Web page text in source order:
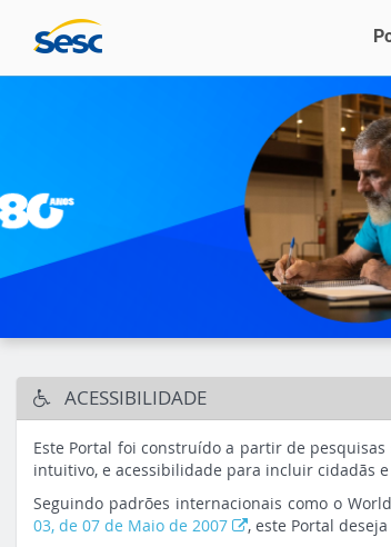
ACESSIBILIDADE
Este Portal foi construído a partir de
intuitivo, e acessibilidade para incluir cidadãs
Seguindo padrões internacionais como o
03, de 07 de Maio de 2007
, este Portal